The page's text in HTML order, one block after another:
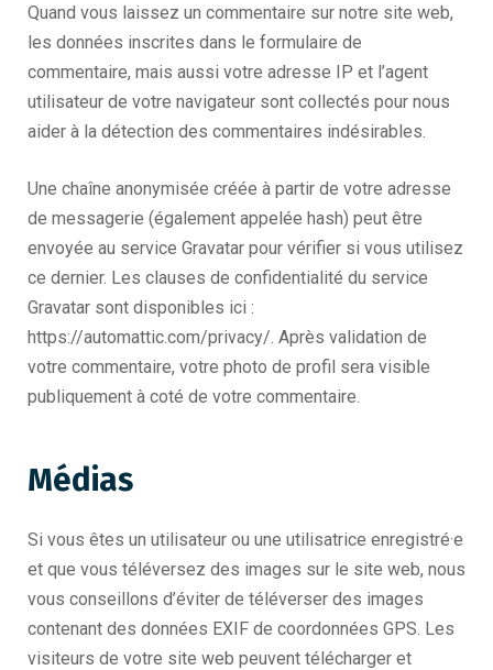
Quand vous laissez un commentaire sur notre site web,
les données inscrites dans le formulaire de
commentaire, mais aussi votre adresse IP et l’agent
utilisateur de votre navigateur sont collectés pour nous
aider à la détection des commentaires indésirables.
Une chaîne anonymisée créée à partir de votre adresse
de messagerie (également appelée hash) peut être
envoyée au service Gravatar pour vérifier si vous utilisez
ce dernier. Les clauses de confidentialité du service
Gravatar sont disponibles ici :
https://automattic.com/privacy/. Après validation de
votre commentaire, votre photo de profil sera visible
publiquement à coté de votre commentaire.
Médias
Si vous êtes un utilisateur ou une utilisatrice enregistré·e
et que vous téléversez des images sur le site web, nous
vous conseillons d’éviter de téléverser des images
contenant des données EXIF de coordonnées GPS. Les
visiteurs de votre site web peuvent télécharger et